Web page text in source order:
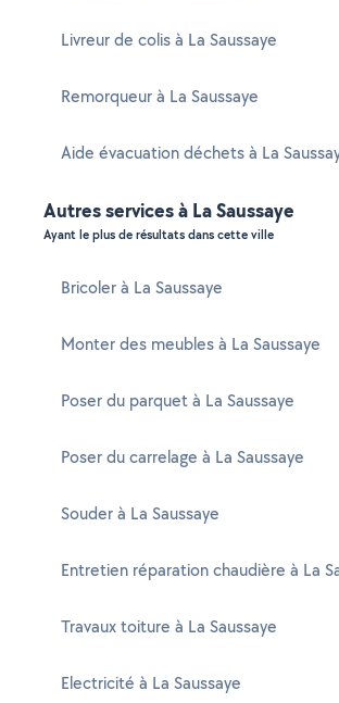
Livreur de colis à La Saussaye
Remorqueur à La Saussaye
Aide évacuation déchets à La
Autres services à La Saussaye
Ayant le plus de résultats dans cette ville
Bricoler à La Saussaye
Monter des meubles à La Saussaye
Poser du parquet à La Saussaye
Poser du carrelage à La Saussaye
Souder à La Saussaye
Entretien réparation chaudière à La
Travaux toiture à La Saussaye
Electricité à La Saussaye